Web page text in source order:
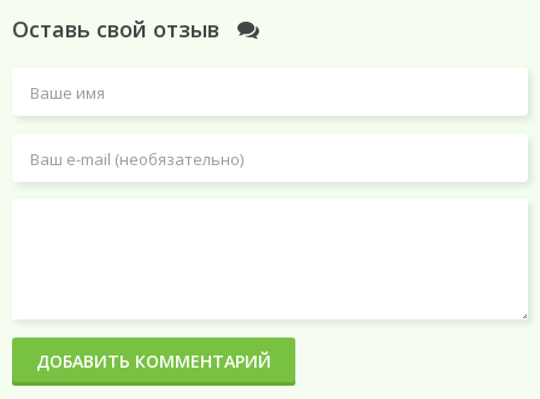
Оставь свой отзыв
ДОБАВИТЬ КОММЕНТАРИЙ